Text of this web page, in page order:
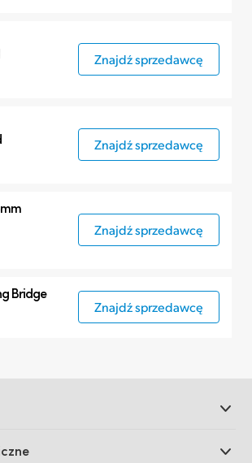
Znajdź sprzedawcę
Znajdź sprzedawcę
Znajdź sprzedawcę
Bridge
Znajdź sprzedawcę
Fusion